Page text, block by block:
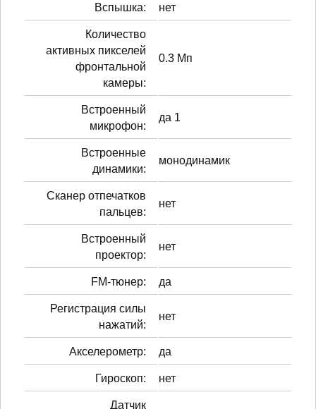
Вспышка: нет
Количество
активных пикселей
фронтальной
камеры:
0.3 Мп
Встроенный
микрофон:
да 1
Встроенные
динамики:
монодинамик
Сканер отпечатков
пальцев:
нет
Встроенный
проектор:
нет
FM-тюнер: да
Регистрация силы
нажатий:
нет
Акселерометр: да
Гироскоп: нет
Датчик